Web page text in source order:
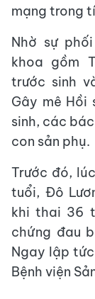
mạng trong
Nhờ sự
khoa gồm
trước sinh
Gây mê Hồi
sinh, các
con sản phụ.
Trước đó,
tuổi, Đô
khi thai 36
chứng đau
Ngay lập
Bệnh viện